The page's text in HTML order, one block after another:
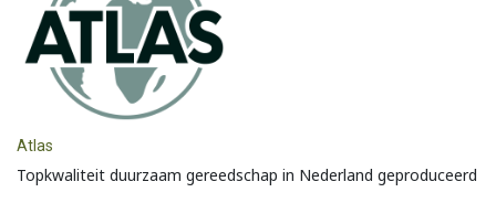
Atlas
Topkwaliteit duurzaam gereedschap in Nederland geproduceerd